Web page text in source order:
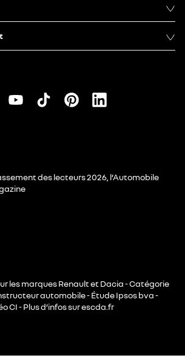
des lecteurs 2026, l’Automobile
les marques Renault et Dacia - Catégorie
automobile - Étude Ipsos bva -
CI - Plus d’infos sur escda.fr